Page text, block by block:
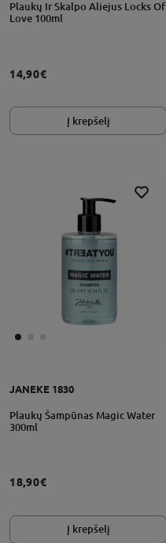
Plaukų Ir Skalpo Aliejus Locks Of
Love 100ml
14,90€
Į krepšelį
JANEKE 1830
Plaukų Šampūnas Magic Water
300ml
18,90€
Į krepšelį